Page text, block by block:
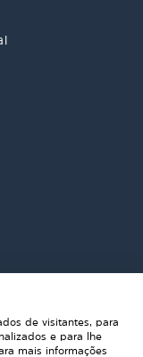
de visitantes, para
e para lhe
mais informações